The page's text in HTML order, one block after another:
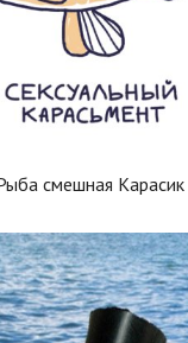
смешная Карасик